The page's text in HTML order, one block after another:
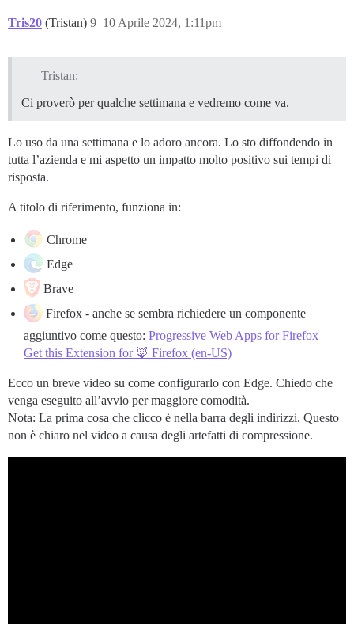
Tris20 (Tristan) 10 Aprile 2024, 1:11pm
9
Tristan:
Ci proverò per qualche settimana e vedremo come va.
Lo uso da una settimana e lo adoro ancora. Lo sto diffondendo in
tutta l’azienda e mi aspetto un impatto molto positivo sui tempi di
risposta.
A titolo di riferimento, funziona in:
Chrome
Edge
Brave
Firefox - anche se sembra richiedere un componente
aggiuntivo come questo: Progressive Web Apps for Firefox –
Get this Extension for 🦊 Firefox (en-US)
Ecco un breve video su come configurarlo con Edge. Chiedo che
venga eseguito all’avvio per maggiore comodità.
Nota: La prima cosa che clicco è nella barra degli indirizzi. Questo
non è chiaro nel video a causa degli artefatti di compressione.